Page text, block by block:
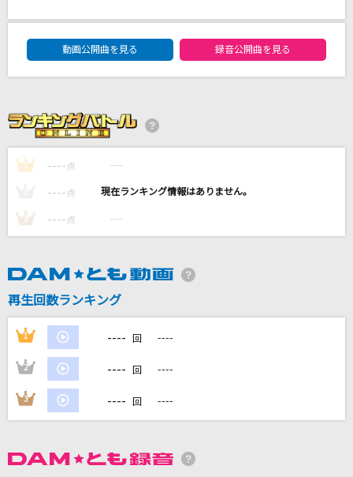
[生音]青と夏
Mrs. GREEN APPLE
Chevon
夜鷹
Pray
水樹奈々
[生音]ブルーアンバー
back number
あなたのキスを数えましょう～You were mine
小柳ゆき
DAMの新曲・ランキングなど
DAM★ともボーカルエントリーランキング
動画公開曲を見る
録音公開曲を見る
1 ---- 点 ----
---- 点 ----
3 ---- 点 ----
再生回数ランキング
1 ---- 回 ----
2 ---- 回 ----
3 ---- 回 ----